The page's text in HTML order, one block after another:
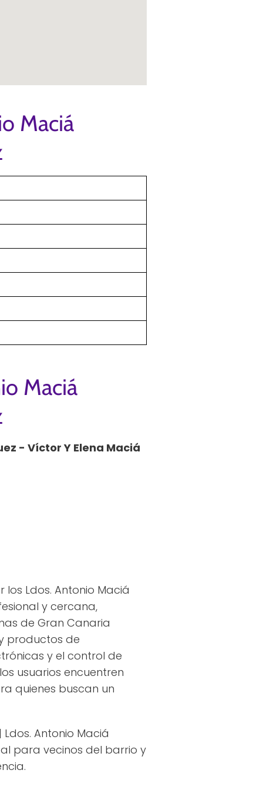
Maciá
Maciá
- Víctor Y Elena Maciá
Ldos. Antonio Maciá
y cercana,
de Gran Canaria
productos de
y el control de
usuarios encuentren
quienes buscan un
Antonio Maciá
para vecinos del barrio y